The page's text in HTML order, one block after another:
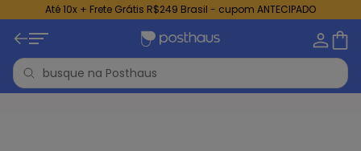
Até 10x + Frete Grátis R$249 Brasil - cupom ANTECIPADO